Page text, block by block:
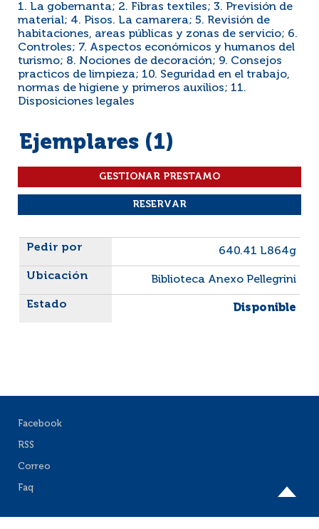
1. La gobernanta; 2. Fibras textiles; 3. Previsión de
material; 4. Pisos. La camarera; 5. Revisión de
habitaciones, areas públicas y zonas de servicio; 6.
Controles; 7. Aspectos económicos y humanos del
turismo; 8. Nociones de decoración; 9. Consejos
practicos de limpieza; 10. Seguridad en el trabajo,
normas de higiene y primeros auxilios; 11.
Disposiciones legales
Ejemplares (1)
Liste des exemplaires
640.41 L864g
Biblioteca Anexo Pellegrini
Disponible
Facebook
RSS
Correo
Faq